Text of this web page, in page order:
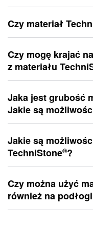
Czy materiał
Czy mogę krajać
z materiału
Jaka jest grubość
Jakie są
Jakie są
TechniStone®?
Czy można użyć
również na